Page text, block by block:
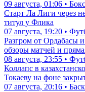
09 августа, 01:06 • Бокс
Старт Ла Лиги через
титул у Флика
07 августа, 19:20 •
Разгром от Ордабасы
обзоры матчей и
08 августа, 23:55 •
Коллапс в
Токаеву на фоне
07 августа, 20:16 •